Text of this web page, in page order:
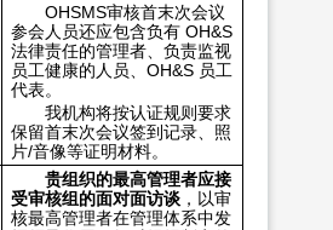
OHSMS审核首末次会议
参会人员还应包含负有 OH&S
法律责任的管理者、负责监视
员工健康的人员、OH&S 员工
代表。
我机构将按认证规则要求
保留首末次会议签到记录、照
片/音像等证明材料。
贵组织的最高管理者应接
受审核组的面对面访谈 ，以审
核最高管理者在管理体系中发